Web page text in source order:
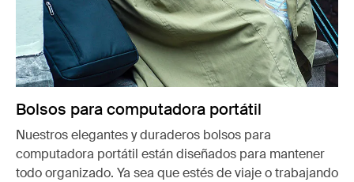
Bolsos para computadora portátil
Nuestros elegantes y duraderos bolsos para
computadora portátil están diseñados para mantener
todo organizado. Ya sea que estés de viaje o trabajando